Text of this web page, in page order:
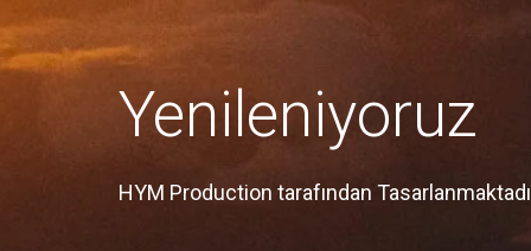
Yenileniyoruz
HYM Production tarafından